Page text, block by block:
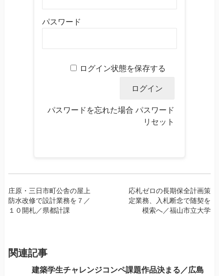
パスワード
ログイン状態を保存する
パスワードを忘れた場合 パスワード
リセット
投
稿
ナ
ー
庄原・三日市町公舎の屋上
防水改修で設計業務を７／
１０開札／県都計課
応札ゼロの長期保全計画策
定業務、入札断念で随契を
模索へ／福山市立大学
関連記事
建築学生チャレンジコンペ課題作品決まる／広島